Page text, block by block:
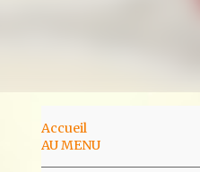
Accueil
AU MENU